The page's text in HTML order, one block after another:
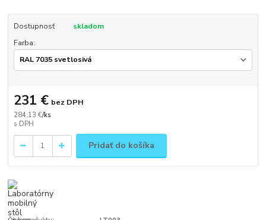
Dostupnosť
skladom
Farba:
284,13 €/ks
231 € bez DPH
Pridať do košíka